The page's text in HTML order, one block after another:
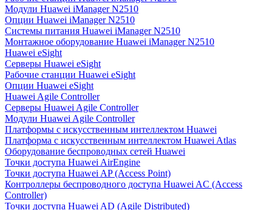
Модули Huawei iManager N2510
Опции Huawei iManager N2510
Системы питания Huawei iManager N2510
Монтажное оборудование Huawei iManager N2510
Huawei eSight
Серверы Huawei eSight
Рабочие станции Huawei eSight
Опции Huawei eSight
Huawei Agile Controller
Серверы Huawei Agile Controller
Модули Huawei Agile Controller
Платформы с искусственным интеллектом Huawei
Платформа с искусственным интеллектом Huawei Atlas
Оборудование беспроводных сетей Huawei
Точки доступа Huawei AirEngine
Точки доступа Huawei AP (Access Point)
Контроллеры беспроводного доступа Huawei AC (Access
Controller)
Точки доступа Huawei AD (Agile Distributed)